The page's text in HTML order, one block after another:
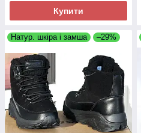
Купити
Натур. шкіра і замша –29%